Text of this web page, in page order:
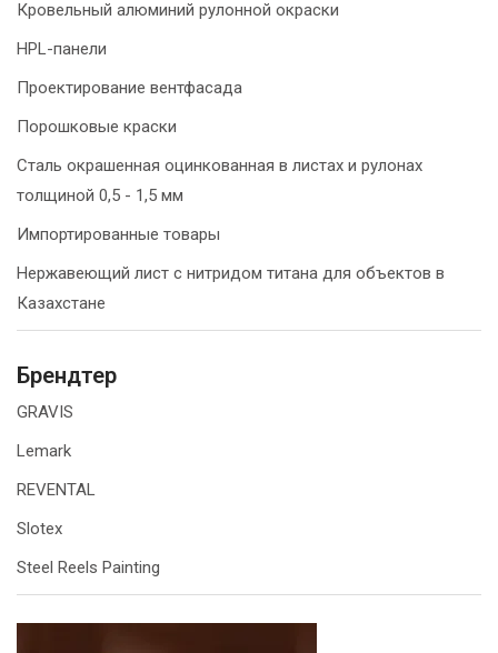
Кровельный алюминий рулонной окраски
HPL-панели
Проектирование вентфасада
Порошковые краски
Сталь окрашенная оцинкованная в листах и рулонах
толщиной 0,5 - 1,5 мм
Импортированные товары
Нержавеющий лист с нитридом титана для объектов в
Казахстане
Брендтер
GRAVIS
Lemark
REVENTAL
Slotex
Steel Reels Painting